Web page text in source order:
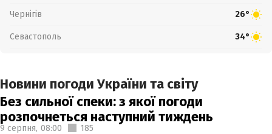
Чернігів 26°
Севастополь 34°
Новини погоди України та світу
Без сильної спеки: з якої погоди
розпочнеться наступний тиждень
9 серпня, 08:00 185